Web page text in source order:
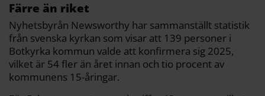
Färre än riket
Nyhetsbyrån Newsworthy har sammanställt statistik
från svenska kyrkan som visar att 139 personer i
Botkyrka kommun valde att konfirmera sig 2025,
vilket är 54 fler än året innan och tio procent av
kommunens 15-åringar.